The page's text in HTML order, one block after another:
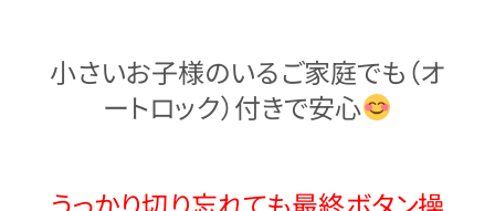
小さいお子様のいるご家庭でも（オ
ートロック）付きで安心